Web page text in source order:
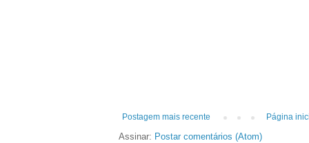
Postagem mais recente Página
Assinar: Postar comentários (Atom)